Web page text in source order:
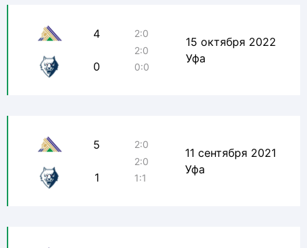
4
0
2:0
2:0
0:0
15 октября 2022
Уфа
5
1
2:0
2:0
1:1
11 сентября 2021
Уфа